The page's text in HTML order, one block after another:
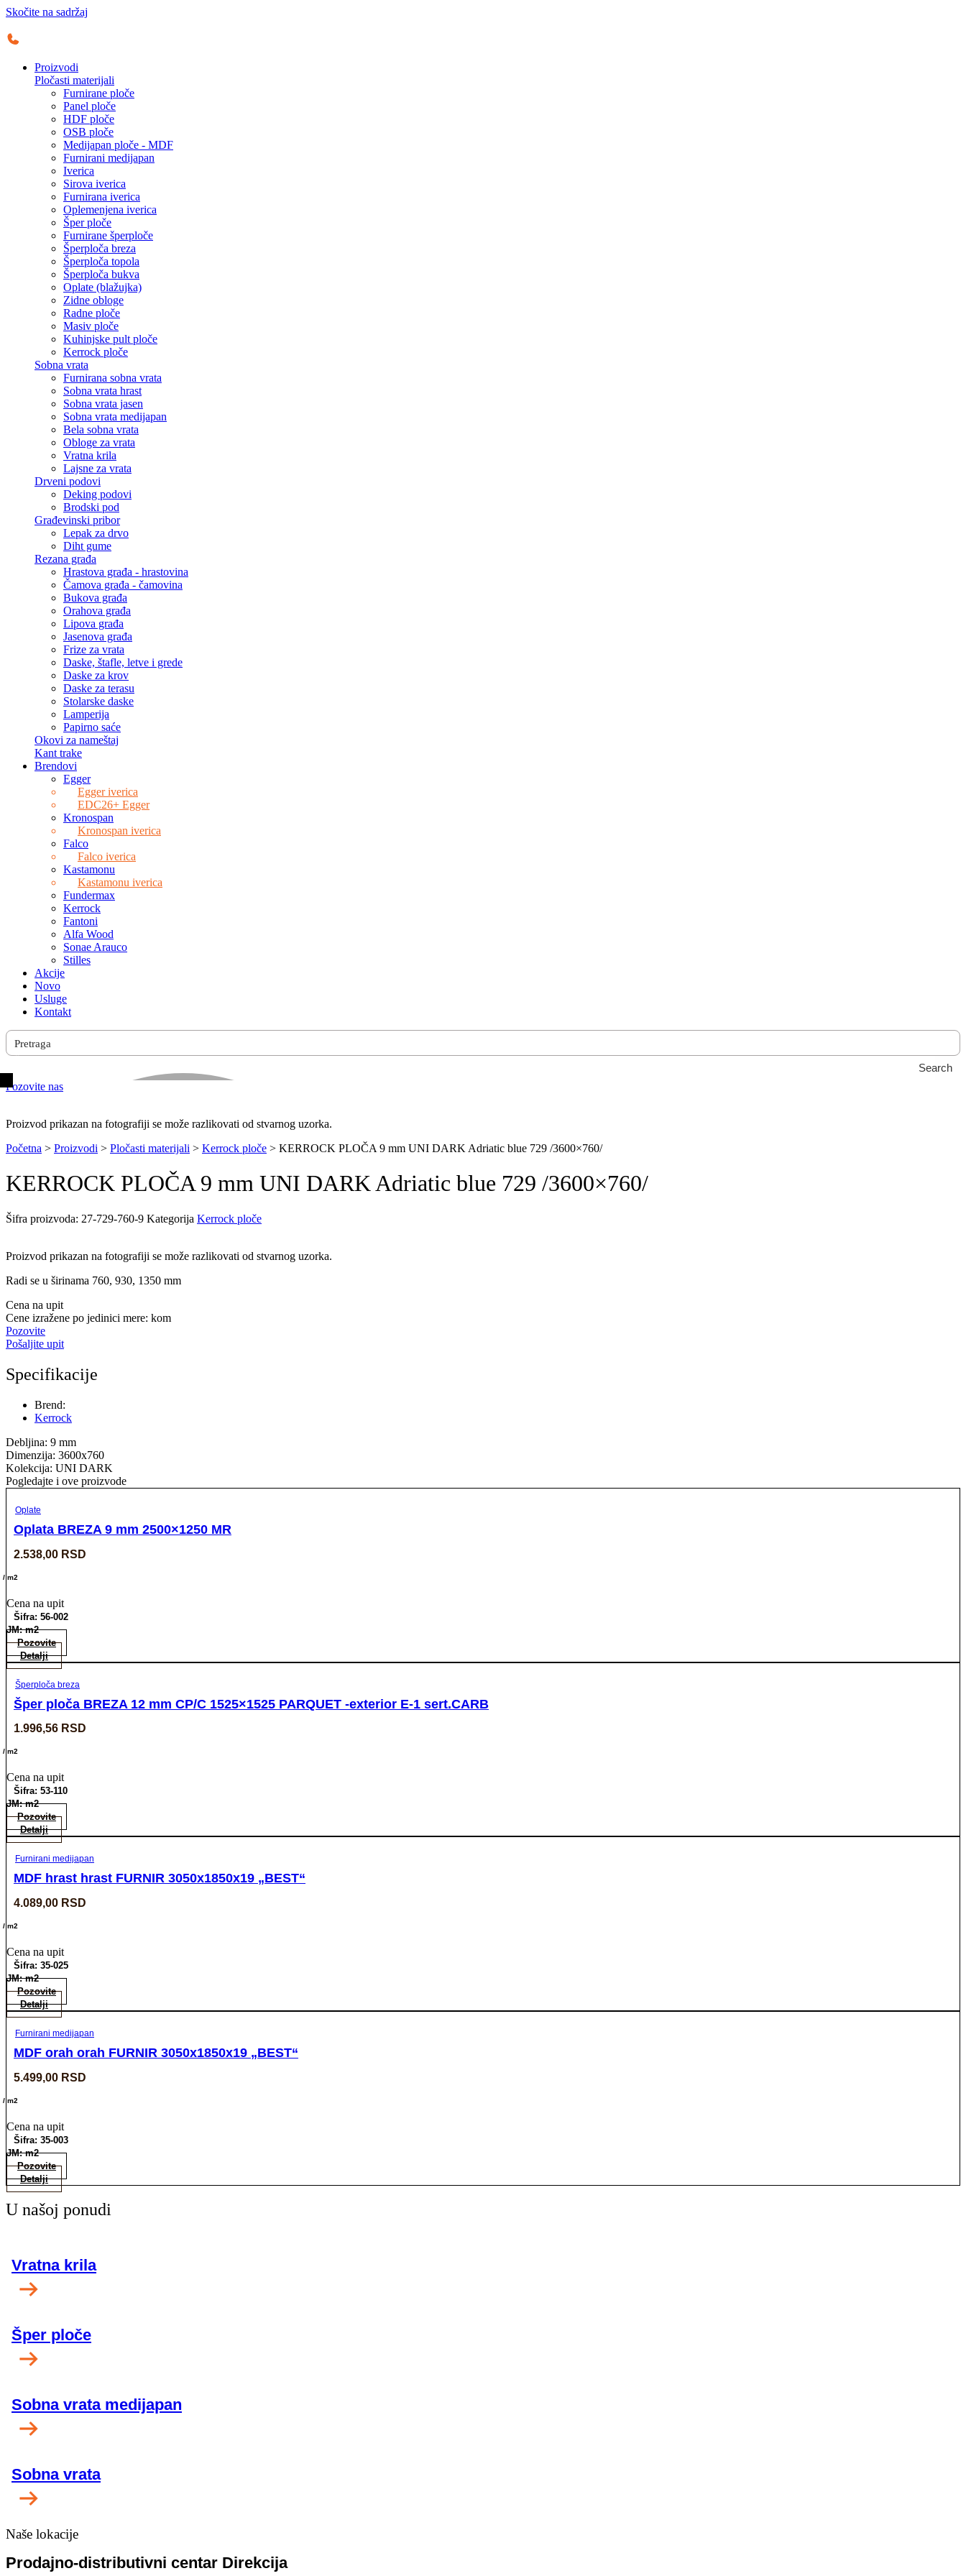
Skočite na sadržaj
Proizvodi
Pločasti materijali
Furnirane ploče
Panel ploče
HDF ploče
OSB ploče
Medijapan ploče - MDF
Furnirani medijapan
Iverica
Sirova iverica
Furnirana iverica
Oplemenjena iverica
Šper ploče
Furnirane šperploče
Šperploča breza
Šperploča topola
Šperploča bukva
Oplate (blažujka)
Zidne obloge
Radne ploče
Masiv ploče
Kuhinjske pult ploče
Kerrock ploče
Sobna vrata
Furnirana sobna vrata
Sobna vrata hrast
Sobna vrata jasen
Sobna vrata medijapan
Bela sobna vrata
Obloge za vrata
Vratna krila
Lajsne za vrata
Drveni podovi
Deking podovi
Brodski pod
Građevinski pribor
Lepak za drvo
Diht gume
Rezana građa
Hrastova građa - hrastovina
Čamova građa - čamovina
Bukova građa
Orahova građa
Lipova građa
Jasenova građa
Frize za vrata
Daske, štafle, letve i grede
Daske za krov
Daske za terasu
Stolarske daske
Lamperija
Papirno saće
Okovi za nameštaj
Kant trake
Brendovi
Egger
Egger iverica
EDC26+ Egger
Kronospan
Kronospan iverica
Falco
Falco iverica
Kastamonu
Kastamonu iverica
Fundermax
Kerrock
Fantoni
Alfa Wood
Sonae Arauco
Stilles
Akcije
Novo
Usluge
Kontakt
Search
Pozovite nas
Proizvod prikazan na fotografiji se može razlikovati od stvarnog uzorka.
Početna > Proizvodi > Pločasti materijali > Kerrock ploče > KERROCK PLOČA 9 mm UNI DARK Adriatic blue 729 /3600×760/
KERROCK PLOČA 9 mm UNI DARK Adriatic blue 729 /3600×760/
Šifra proizvoda: 27-729-760-9 Kategorija Kerrock ploče
Proizvod prikazan na fotografiji se može razlikovati od stvarnog uzorka.
Radi se u širinama 760, 930, 1350 mm
Cena na upit
Cene izražene po jedinici mere: kom
Pozovite
Pošaljite upit
Specifikacije
Brend:
Kerrock
Debljina: 9 mm
Dimenzija: 3600x760
Kolekcija: UNI DARK
Pogledajte i ove proizvode
Oplate
Oplata BREZA 9 mm 2500×1250 MR
2.538,00 RSD
/ m2
Cena na upit
Šifra: 56-002
JM: m2
Pozovite
Detalji
Šperploča breza
Šper ploča BREZA 12 mm CP/C 1525×1525 PARQUET -exterior E-1 sert.CARB
1.996,56 RSD
/ m2
Cena na upit
Šifra: 53-110
JM: m2
Pozovite
Detalji
Furnirani medijapan
MDF hrast hrast FURNIR 3050x1850x19 „BEST“
4.089,00 RSD
/ m2
Cena na upit
Šifra: 35-025
JM: m2
Pozovite
Detalji
Furnirani medijapan
MDF orah orah FURNIR 3050x1850x19 „BEST“
5.499,00 RSD
/ m2
Cena na upit
Šifra: 35-003
JM: m2
Pozovite
Detalji
U našoj ponudi
Vratna krila
Šper ploče
Sobna vrata medijapan
Sobna vrata
Naše lokacije
Prodajno-distributivni centar Direkcija